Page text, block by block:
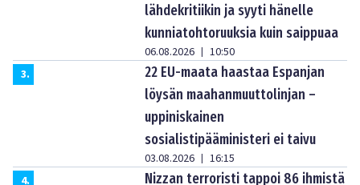
lähdekritiikin ja syyti hänelle
kunniatohtoruuksia kuin saippuaa
06.08.2026 | 10:50
3.
22 EU-maata haastaa Espanjan
löysän maahanmuuttolinjan –
uppiniskainen
sosialistipääministeri ei taivu
03.08.2026 | 16:15
4. Nizzan terroristi tappoi 86 ihmistä